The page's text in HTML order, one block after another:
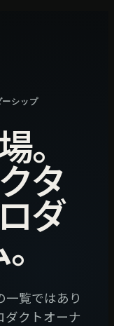
シップ
。
タ
ダ
。
一覧ではあり
ダクトオーナ